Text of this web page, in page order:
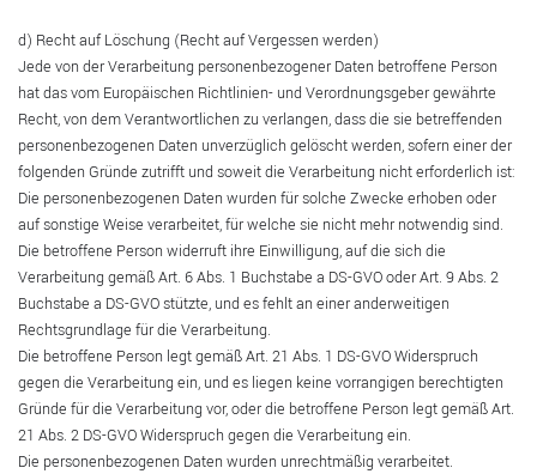
d) Recht auf Löschung (Recht auf Vergessen werden)
Jede von der Verarbeitung personenbezogener Daten betroffene Person
hat das vom Europäischen Richtlinien- und Verordnungsgeber gewährte
Recht, von dem Verantwortlichen zu verlangen, dass die sie betreffenden
personenbezogenen Daten unverzüglich gelöscht werden, sofern einer der
folgenden Gründe zutrifft und soweit die Verarbeitung nicht erforderlich ist:
Die personenbezogenen Daten wurden für solche Zwecke erhoben oder
auf sonstige Weise verarbeitet, für welche sie nicht mehr notwendig sind.
Die betroffene Person widerruft ihre Einwilligung, auf die sich die
Verarbeitung gemäß Art. 6 Abs. 1 Buchstabe a DS-GVO oder Art. 9 Abs. 2
Buchstabe a DS-GVO stützte, und es fehlt an einer anderweitigen
Rechtsgrundlage für die Verarbeitung.
Die betroffene Person legt gemäß Art. 21 Abs. 1 DS-GVO Widerspruch
gegen die Verarbeitung ein, und es liegen keine vorrangigen berechtigten
Gründe für die Verarbeitung vor, oder die betroffene Person legt gemäß Art.
21 Abs. 2 DS-GVO Widerspruch gegen die Verarbeitung ein.
Die personenbezogenen Daten wurden unrechtmäßig verarbeitet.